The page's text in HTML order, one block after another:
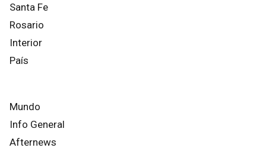
Santa Fe
Rosario
Interior
País
Mundo
Info General
Afternews